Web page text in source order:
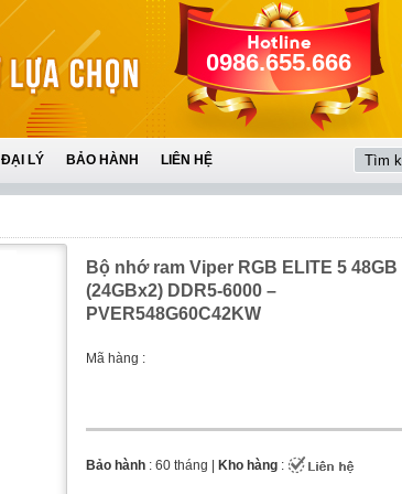
0986.655.666
ĐẠI LÝ BẢO HÀNH LIÊN HỆ
Bộ nhớ ram Viper RGB ELITE 5 48GB
(24GBx2) DDR5-6000 –
PVER548G60C42KW
Mã hàng :
Bảo hành : 60 tháng | Kho hàng :